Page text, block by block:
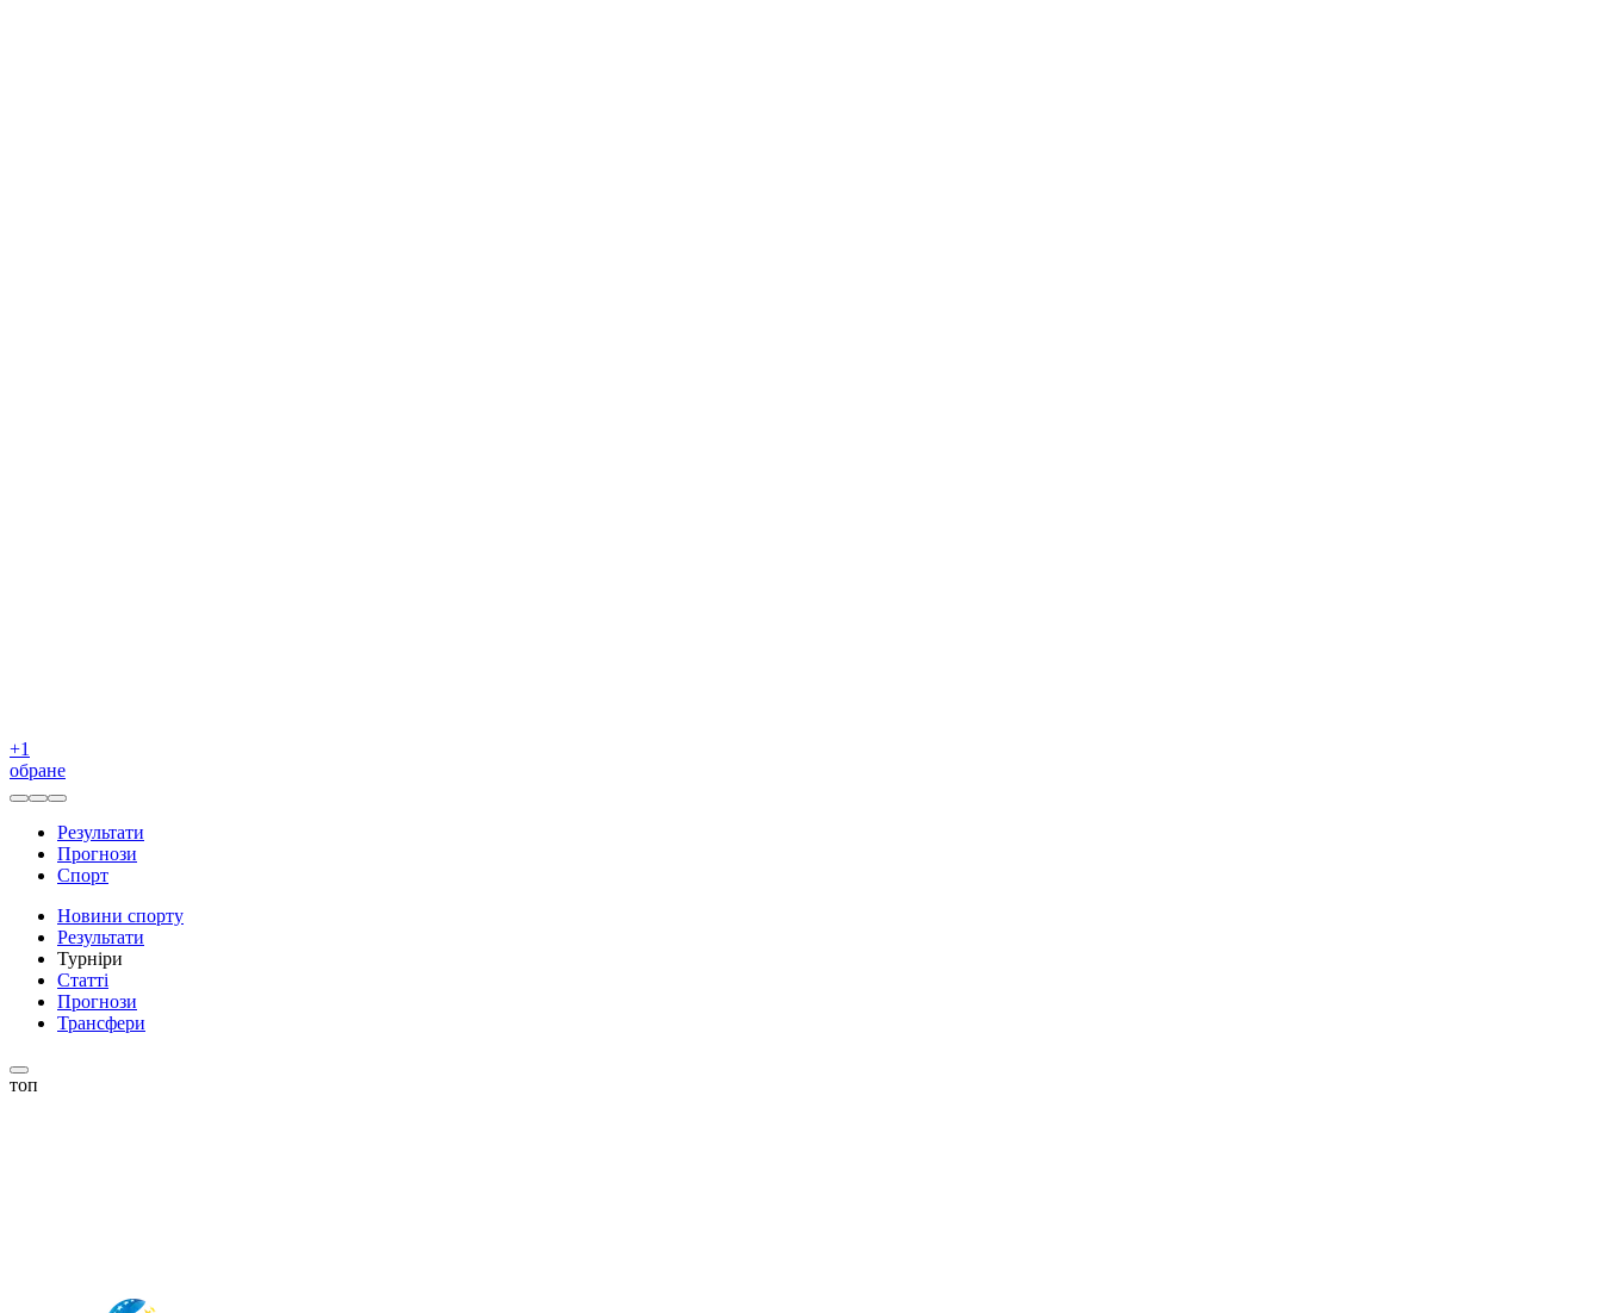
+1
обране
Результати
Прогнози
Спорт
Новини спорту
Результати
Турніри
Статті
Прогнози
Трансфери
топ